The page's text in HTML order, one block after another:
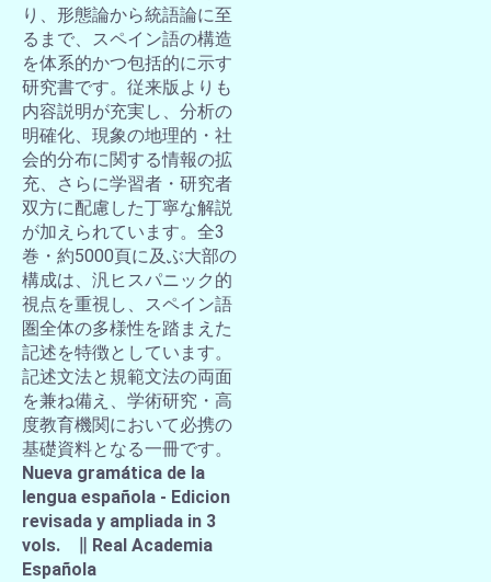
り、形態論から統語論に至
るまで、スペイン語の構造
を体系的かつ包括的に示す
研究書です。従来版よりも
内容説明が充実し、分析の
明確化、現象の地理的・社
会的分布に関する情報の拡
充、さらに学習者・研究者
双方に配慮した丁寧な解説
が加えられています。全3
巻・約5000頁に及ぶ大部の
構成は、汎ヒスパニック的
視点を重視し、スペイン語
圏全体の多様性を踏まえた
記述を特徴としています。
記述文法と規範文法の両面
を兼ね備え、学術研究・高
度教育機関において必携の
基礎資料となる一冊です。
Nueva gramática de la
lengua española - Edicion
revisada y ampliada in 3
vols. ∥ Real Academia
Española